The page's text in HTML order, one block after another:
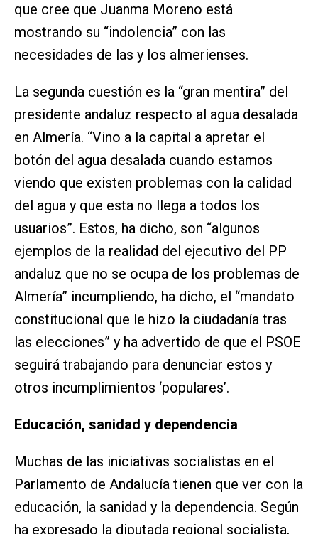
que cree que Juanma Moreno está
mostrando su “indolencia” con las
necesidades de las y los almerienses.
La segunda cuestión es la “gran mentira” del
presidente andaluz respecto al agua desalada
en Almería. “Vino a la capital a apretar el
botón del agua desalada cuando estamos
viendo que existen problemas con la calidad
del agua y que esta no llega a todos los
usuarios”. Estos, ha dicho, son “algunos
ejemplos de la realidad del ejecutivo del PP
andaluz que no se ocupa de los problemas de
Almería” incumpliendo, ha dicho, el “mandato
constitucional que le hizo la ciudadanía tras
las elecciones” y ha advertido de que el PSOE
seguirá trabajando para denunciar estos y
otros incumplimientos ‘populares’.
Educación, sanidad y dependencia
Muchas de las iniciativas socialistas en el
Parlamento de Andalucía tienen que ver con la
educación, la sanidad y la dependencia. Según
ha expresado la diputada regional socialista,